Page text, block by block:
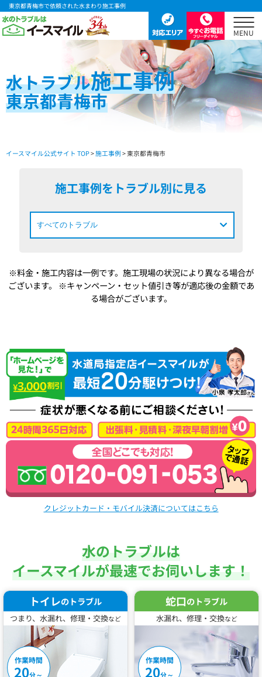
東京都青梅市で依頼された水まわり施工事例
水トラブル施工事例
東京都青梅市
イースマイル公式サイト TOP>施工事例 > 東京都青梅市
施工事例をトラブル別に見る
※料金・施工内容は一例です。施工現場の状況により異なる場合が
ございます。
※キャンペーン・セット値引き等が適応後の金額であ
る場合がございます。
クレジットカード・モバイル決済についてはこちら
水のトラブルは
イースマイルが最速でお伺いします！
トイレのトラブル
つまり、水漏れ、修理・交換など
作業時間
20分～
蛇口のトラブル
水漏れ、修理・交換など
作業時間
20分～